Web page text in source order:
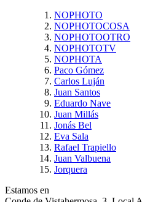
NOPHOTO
NOPHOTOCOSA
NOPHOTOOTRO
NOPHOTOTV
NOPHOTA
Paco Gómez
Carlos Luján
Juan Santos
Eduardo Nave
Juan Millás
Jonás Bel
Eva Sala
Rafael Trapiello
Juan Valbuena
Jorquera
Estamos en